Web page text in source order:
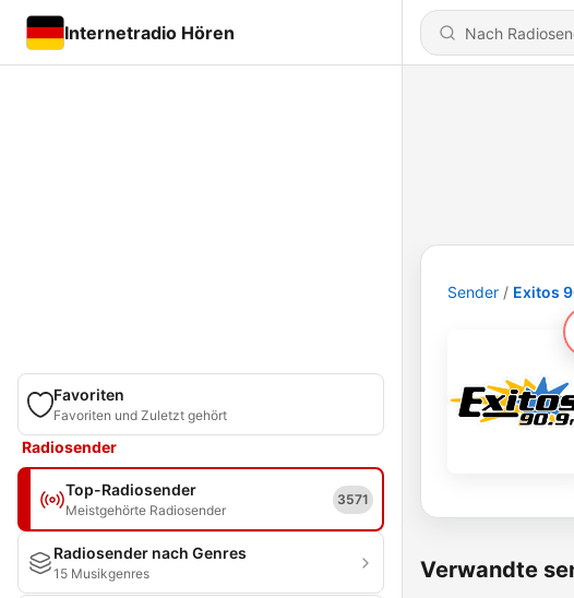
Internetradio Hören
Favoriten
Favoriten und Zuletzt gehört
Radiosender
Top-Radiosender
Meistgehörte Radiosender
3571
Radiosender nach Genres
15 Musikgenres
Sender Exitos
Verwandte